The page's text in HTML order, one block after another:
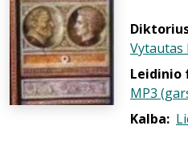
Vytautas
Leidinio
MP3
Kalba: